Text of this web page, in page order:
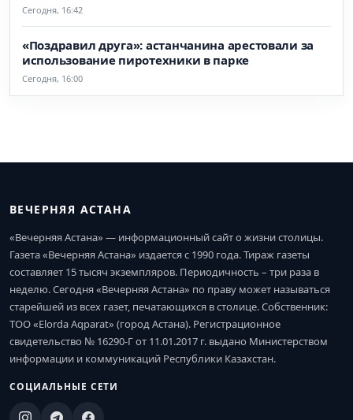
Сегодня, 16:42
«Поздравил друга»: астанчанина арестовали за
использование пиротехники в парке
Сегодня, 16:00
ВЕЧЕРНЯЯ АСТАНА
«Вечерняя Астана» — информационный сайт о жизни столицы.
Газета «Вечерняя Астана» издается с 1990 года. Тираж газеты
составляет 15 тысяч экземпляров. Периодичность – три раза в
неделю. Сегодня «Вечерняя Астана» по праву может называться
старейшей из всех газет, печатающихся в столице. Собственник:
ТОО «Elorda Aqparat» (город Астана). Регистрационное
свидетельство № 16290-Г от 11.01.2017 г. выдано Министерством
информации и коммуникаций Республики Казахстан.
СОЦИАЛЬНЫЕ СЕТИ